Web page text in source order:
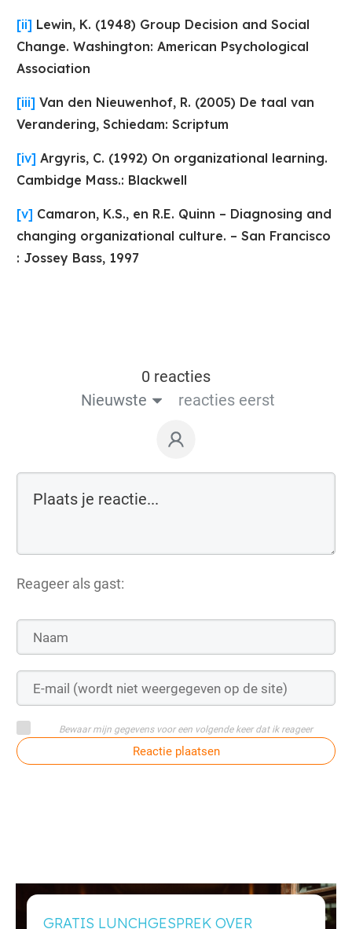
[ii] Lewin, K. (1948) Group Decision and Social
Change. Washington: American Psychological
Association
[iii] Van den Nieuwenhof, R. (2005) De taal van
Verandering, Schiedam: Scriptum
[iv] Argyris, C. (1992) On organizational learning.
Cambidge Mass.: Blackwell
[v] Camaron, K.S., en R.E. Quinn – Diagnosing and
changing organizational culture. – San Francisco
: Jossey Bass, 1997
0 reacties
Nieuwste
reacties eerst
Reageer als gast:
Bewaar mijn gegevens voor een volgende keer dat ik reageer
Reactie plaatsen
GRATIS LUNCHGESPREK OVER